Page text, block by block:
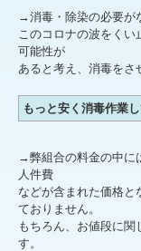
→消毒・除染の必要が
このコロナの波をくい
可能性が
あると考え、消毒をさ
もっと安く消毒作業
→弊組合の料金の中に
人件費
などが含まれた価格
ておりません。
もちろん、お値段に関
す。